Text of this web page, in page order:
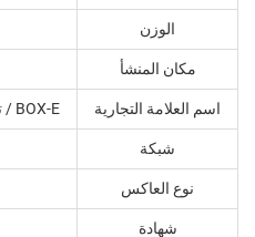
الوزن
مكان المنشأ
اسم العلامة التجارية BOX-E / تصنيع حسب الطلب (OEM) وتصنيع التصميم الأصلي (ODM)
شبكة
نوع العاكس
شهادة